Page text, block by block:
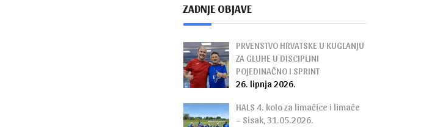
ZADNJE OBJAVE
PRVENSTVO HRVATSKE U KUGLANJU
ZA GLUHE U DISCIPLINI
POJEDINAČNO I SPRINT
26. lipnja 2026.
HALS 4. kolo za limačice i limače
– Sisak, 31.05.2026.